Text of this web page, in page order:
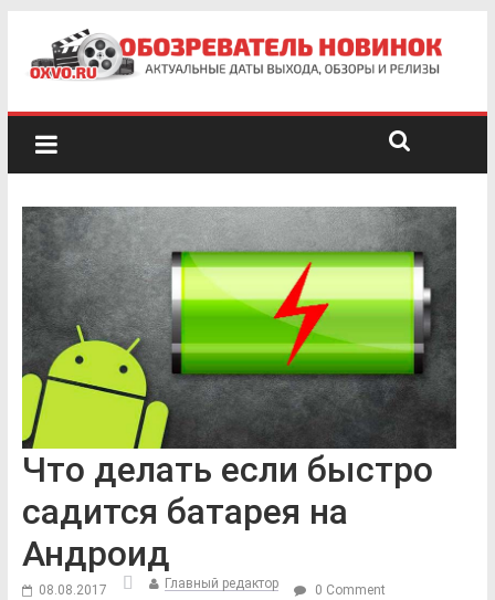
Что делать если быстро
садится батарея на
Андроид
08.08.2017 Главный редактор 0 Comment